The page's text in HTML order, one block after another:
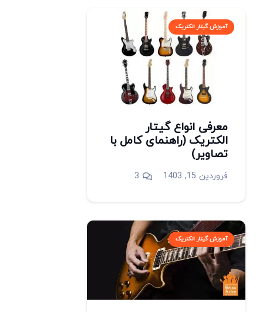
آموزش گیتار الکتریک
معرفی انواع گیتار
الکتریک (راهنمای کامل با
تصاویر)
فروردین 15, 1403 3دیدگاه
آموزش گیتار الکتریک